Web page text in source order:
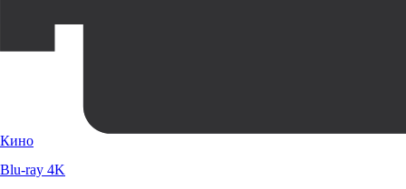
Кино
Blu-ray 4K